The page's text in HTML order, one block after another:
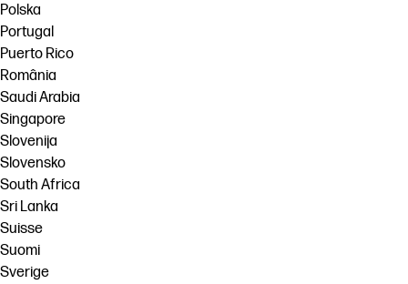
Polska
Portugal
Puerto Rico
România
Saudi Arabia
Singapore
Slovenija
Slovensko
South Africa
Sri Lanka
Suisse
Suomi
Sverige